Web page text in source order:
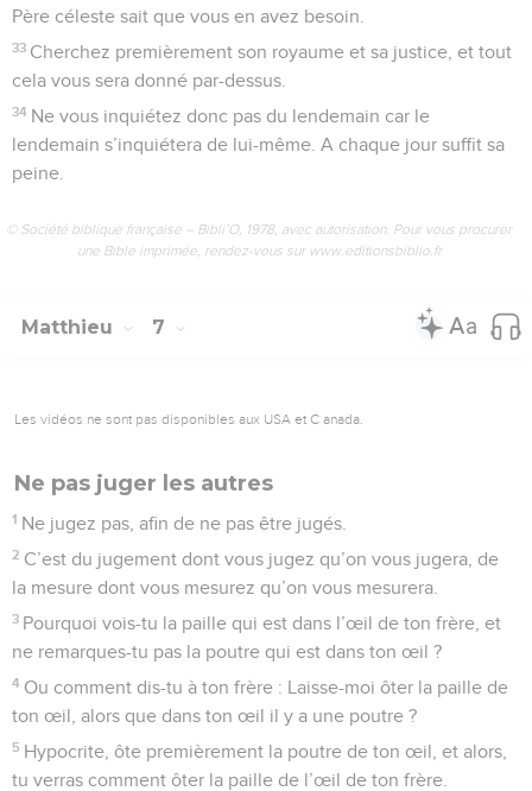
Père céleste sait que vous en avez besoin.
33 Cherchez premièrement son royaume et sa justice, et tout
cela vous sera donné par-dessus.
34 Ne vous inquiétez donc pas du lendemain car le
lendemain s’inquiétera de lui-même. A chaque jour suffit sa
peine.
© Société biblique française – Bibli’O, 1978, avec autorisation. Pour vous procurer
une Bible imprimée, rendez-vous sur www.editionsbiblio.fr
Matthieu 7
Les vidéos ne sont pas disponibles aux USA et C anada.
Ne pas juger les autres
1 Ne jugez pas, afin de ne pas être jugés.
2 C’est du jugement dont vous jugez qu’on vous jugera, de
la mesure dont vous mesurez qu’on vous mesurera.
3 Pourquoi vois-tu la paille qui est dans l’œil de ton frère, et
ne remarques-tu pas la poutre qui est dans ton œil ?
4 Ou comment dis-tu à ton frère : Laisse-moi ôter la paille de
ton œil, alors que dans ton œil il y a une poutre ?
5 Hypocrite, ôte premièrement la poutre de ton œil, et alors,
tu verras comment ôter la paille de l’œil de ton frère.